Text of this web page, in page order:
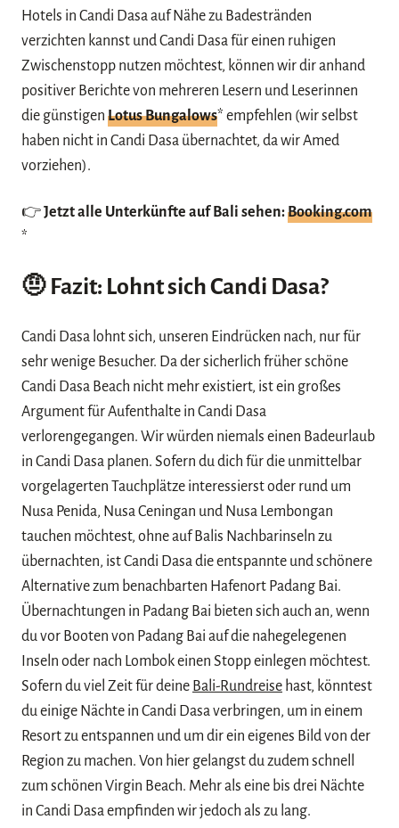
Hotels in Candi Dasa auf Nähe zu Badestränden
verzichten kannst und Candi Dasa für einen ruhigen
Zwischenstopp nutzen möchtest, können wir dir anhand
positiver Berichte von mehreren Lesern und Leserinnen
die günstigen Lotus Bungalows* empfehlen (wir selbst
haben nicht in Candi Dasa übernachtet, da wir Amed
vorziehen).
👉Jetzt alle Unterkünfte auf Bali sehen:Booking.com
*
🤨 Fazit: Lohnt sich Candi Dasa?
Candi Dasa lohnt sich, unseren Eindrücken nach, nur für
sehr wenige Besucher. Da der sicherlich früher schöne
Candi Dasa Beach nicht mehr existiert, ist ein großes
Argument für Aufenthalte in Candi Dasa
verlorengegangen. Wir würden niemals einen Badeurlaub
in Candi Dasa planen. Sofern du dich für die unmittelbar
vorgelagerten Tauchplätze interessierst oder rund um
Nusa Penida, Nusa Ceningan und Nusa Lembongan
tauchen möchtest, ohne auf Balis Nachbarinseln zu
übernachten, ist Candi Dasa die entspannte und schönere
Alternative zum benachbarten Hafenort Padang Bai.
Übernachtungen in Padang Bai bieten sich auch an, wenn
du vor Booten von Padang Bai auf die nahegelegenen
Inseln oder nach Lombok einen Stopp einlegen möchtest.
Sofern du viel Zeit für deine Bali-Rundreise hast, könntest
du einige Nächte in Candi Dasa verbringen, um in einem
Resort zu entspannen und um dir ein eigenes Bild von der
Region zu machen. Von hier gelangst du zudem schnell
zum schönen Virgin Beach. Mehr als eine bis drei Nächte
in Candi Dasa empfinden wir jedoch als zu lang.